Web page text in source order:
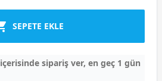
SEPETE EKLE
içerisinde sipariş ver, en geç 1 gün